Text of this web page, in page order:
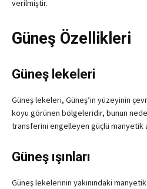
verilmiştir.
Güneş Özellikleri
Güneş lekeleri
Güneş lekeleri, Güneş’in yüzeyinin
koyu görünen bölgeleridir, bunun
transferini engelleyen güçlü manyetik
Güneş ışınları
Güneş lekelerinin yakınındaki